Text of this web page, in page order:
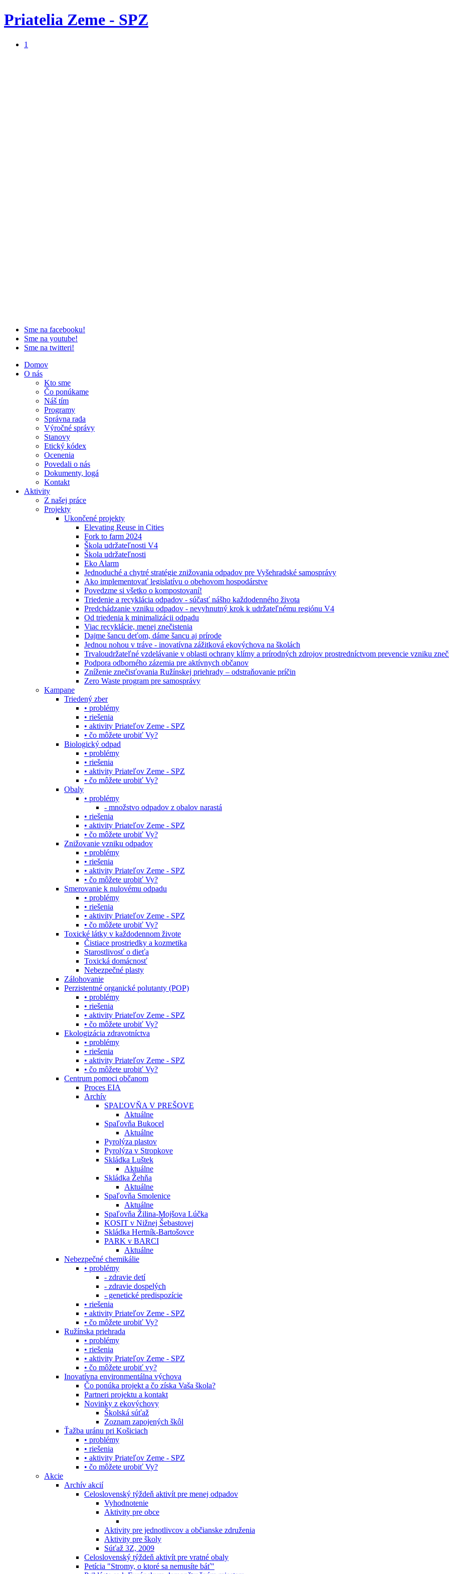
Priatelia Zeme - SPZ
1
Sme na facebooku!
Sme na youtube!
Sme na twitteri!
Domov
O nás
Kto sme
Čo ponúkame
Náš tím
Programy
Správna rada
Výročné správy
Stanovy
Etický kódex
Ocenenia
Povedali o nás
Dokumenty, logá
Kontakt
Aktivity
Z našej práce
Projekty
Ukončené projekty
Elevating Reuse in Cities
Fork to farm 2024
Škola udržateľnosti V4
Škola udržateľnosti
Eko Alarm
Jednoduché a chytré stratégie znižovania odpadov pre Vyšehradské samosprávy
Ako implementovať legislatívu o obehovom hospodárstve
Povedzme si všetko o kompostovaní!
Triedenie a recyklácia odpadov - súčasť nášho každodenného života
Predchádzanie vzniku odpadov - nevyhnutný krok k udržateľnému regiónu V4
Od triedenia k minimalizácii odpadu
Viac recyklácie, menej znečistenia
Dajme šancu deťom, dáme šancu aj prírode
Jednou nohou v tráve - inovatívna zážitková ekovýchova na školách
Trvaloudržateľné vzdelávanie v oblasti ochrany klímy a prírodných zdrojov prostredníctvom prevencie vzniku
Podpora odborného zázemia pre aktívnych občanov
Zníženie znečisťovania Ružínskej priehrady – odstraňovanie príčin
Zero Waste program pre samosprávy
Kampane
Triedený zber
• problémy
• riešenia
• aktivity Priateľov Zeme - SPZ
• čo môžete urobiť Vy?
Biologický odpad
• problémy
• riešenia
• aktivity Priateľov Zeme - SPZ
• čo môžete urobiť Vy?
Obaly
• problémy
- množstvo odpadov z obalov narastá
• riešenia
• aktivity Priateľov Zeme - SPZ
• čo môžete urobiť Vy?
Znižovanie vzniku odpadov
• problémy
• riešenia
• aktivity Priateľov Zeme - SPZ
• čo môžete urobiť Vy?
Smerovanie k nulovému odpadu
• problémy
• riešenia
• aktivity Priateľov Zeme - SPZ
• čo môžete urobiť Vy?
Toxické látky v každodennom živote
Čistiace prostriedky a kozmetika
Starostlivosť o dieťa
Toxická domácnosť
Nebezpečné plasty
Zálohovanie
Perzistentné organické polutanty (POP)
• problémy
• riešenia
• aktivity Priateľov Zeme - SPZ
• čo môžete urobiť Vy?
Ekologizácia zdravotníctva
• problémy
• riešenia
• aktivity Priateľov Zeme - SPZ
• čo môžete urobiť Vy?
Centrum pomoci občanom
Proces EIA
Archív
SPAĽOVŇA V PREŠOVE
Aktuálne
Spaľovňa Bukocel
Aktuálne
Pyrolýza plastov
Pyrolýza v Stropkove
Skládka Luštek
Aktuálne
Skládka Žehňa
Aktuálne
Spaľovňa Smolenice
Aktuálne
Spaľovňa Žilina-Mojšova Lúčka
KOSIT v Nižnej Šebastovej
Skládka Hertník-Bartošovce
PARK v BARCI
Aktuálne
Nebezpečné chemikálie
• problémy
- zdravie detí
- zdravie dospelých
- genetické predispozície
• riešenia
• aktivity Priateľov Zeme - SPZ
• čo môžete urobiť Vy?
Ružínska priehrada
• problémy
• riešenia
• aktivity Priateľov Zeme - SPZ
• čo môžete urobiť vy?
Inovatívna environmentálna výchova
Čo ponúka projekt a čo získa Vaša škola?
Partneri projektu a kontakt
Novinky z ekovýchovy
Školská súťaž
Zoznam zapojených škôl
Ťažba uránu pri Košiciach
• problémy
• riešenia
• aktivity Priateľov Zeme - SPZ
• čo môžete urobiť Vy?
Akcie
Archív akcií
Celoslovenský týždeň aktivít pre menej odpadov
Vyhodnotenie
Aktivity pre obce
Aktivity pre jednotlivcov a občianske združenia
Aktivity pre školy
Súťaž 3Z, 2009
Celoslovenský týždeň aktivít pre vratné obaly
Petícia "Stromy, o ktoré sa nemusíte báť"